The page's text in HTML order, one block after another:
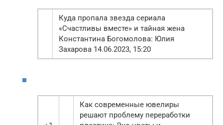
Куда пропала звезда сериала
«Счастливы вместе» и тайная жена
Константина Богомолова: Юлия
Захарова 14.06.2023, 15:20
Как современные ювелиры
решают проблему переработки